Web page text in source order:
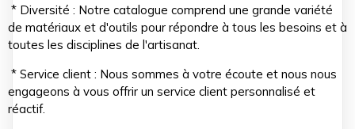
* Diversité : Notre catalogue comprend une grande variété
de matériaux et d'outils pour répondre à tous les besoins et à
toutes les disciplines de l'artisanat.
* Service client : Nous sommes à votre écoute et nous nous
engageons à vous offrir un service client personnalisé et
réactif.